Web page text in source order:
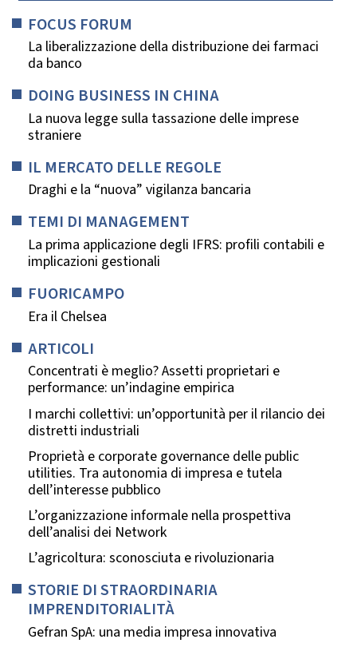
FOCUS FORUM
La liberalizzazione della distribuzione dei farmaci
da banco
DOING BUSINESS IN CHINA
La nuova legge sulla tassazione delle imprese
straniere
IL MERCATO DELLE REGOLE
Draghi e la “nuova” vigilanza bancaria
TEMI DI MANAGEMENT
La prima applicazione degli IFRS: profili contabili e
implicazioni gestionali
FUORICAMPO
Era il Chelsea
ARTICOLI
Concentrati è meglio? Assetti proprietari e
performance: un’indagine empirica
I marchi collettivi: un’opportunità per il rilancio dei
distretti industriali
Proprietà e corporate governance delle public
utilities. Tra autonomia di impresa e tutela
dell’interesse pubblico
L’organizzazione informale nella prospettiva
dell’analisi dei Network
L’agricoltura: sconosciuta e rivoluzionaria
STORIE DI STRAORDINARIA
IMPRENDITORIALITÀ
Gefran SpA: una media impresa innovativa